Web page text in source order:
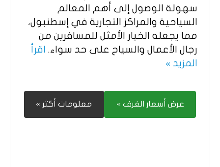
سهولة الوصول إلى أهم المعالم
السياحية والمراكز التجارية في إسطنبول،
مما يجعله الخيار الأمثل للمسافرين من
رجال الأعمال والسياح على حد سواء. اقرأ
المزيد »
عرض أسعار الغرف » معلومات أكثر »